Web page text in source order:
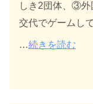
しき2団体、③外
交代でゲームし
…続きを読む